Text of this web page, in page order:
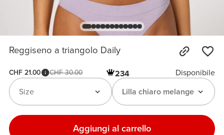
Reggiseno a triangolo Daily
CHF 21.00 CHF 30.00 234
Disponibile
Lilla chiaro melange
Size
Aggiungi al carrello